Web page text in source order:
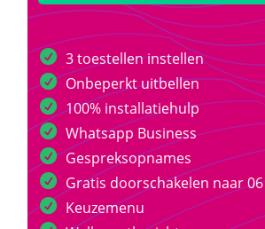
3 toestellen instellen
Onbeperkt uitbellen
100% installatiehulp
Whatsapp Business
Gespreksopnames
Gratis doorschakelen naar 06
Keuzemenu